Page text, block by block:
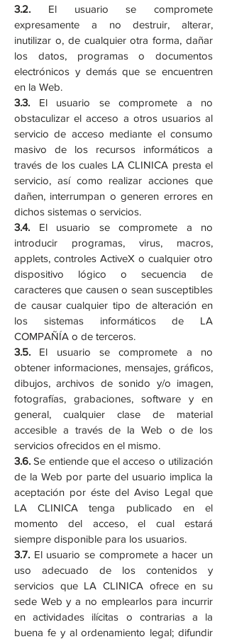
3.2. El usuario se compromete
expresamente a no destruir, alterar,
inutilizar o, de cualquier otra forma, dañar
los datos, programas o documentos
electrónicos y demás que se encuentren
en la Web.
3.3. El usuario se compromete a no
obstaculizar el acceso a otros usuarios al
servicio de acceso mediante el consumo
masivo de los recursos informáticos a
través de los cuales LA CLINICA presta el
servicio, así como realizar acciones que
dañen, interrumpan o generen errores en
dichos sistemas o servicios.
3.4. El usuario se compromete a no
introducir programas, virus, macros,
applets, controles ActiveX o cualquier otro
dispositivo lógico o secuencia de
caracteres que causen o sean susceptibles
de causar cualquier tipo de alteración en
los sistemas informáticos de LA
COMPAÑÍA o de terceros.
3.5. El usuario se compromete a no
obtener informaciones, mensajes, gráficos,
dibujos, archivos de sonido y/o imagen,
fotografías, grabaciones, software y en
general, cualquier clase de material
accesible a través de la Web o de los
servicios ofrecidos en el mismo.
3.6.Se entiende que el acceso o utilización
de la Web por parte del usuario implica la
aceptación por éste del Aviso Legal que
LA CLINICA tenga publicado en el
momento del acceso, el cual estará
siempre disponible para los usuarios.
3.7. El usuario se compromete a hacer un
uso adecuado de los contenidos y
servicios que LA CLINICA ofrece en su
sede Web y a no emplearlos para incurrir
en actividades ilícitas o contrarias a la
buena fe y al ordenamiento legal; difundir